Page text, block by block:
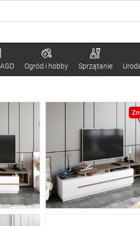
Ogród i hobby Sprzątanie